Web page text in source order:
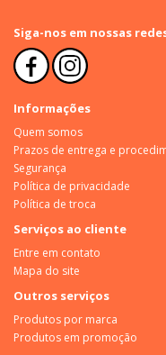
Siga-nos em nossas
Informações
Quem somos
Prazos de entrega e
Segurança
Política de privacidade
Política de troca
Serviços ao cliente
Entre em contato
Mapa do site
Outros serviços
Produtos por marca
Produtos em promoção